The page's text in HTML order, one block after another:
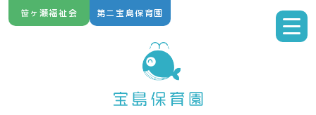
Skip
to
笹ヶ瀬福祉会 第二宝島保育園